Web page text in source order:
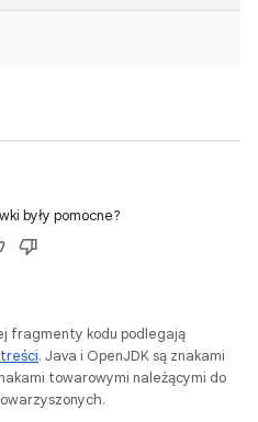
były pomocne?
fragmenty kodu podlegają
. Java i OpenJDK są znakami
towarowymi należącymi do